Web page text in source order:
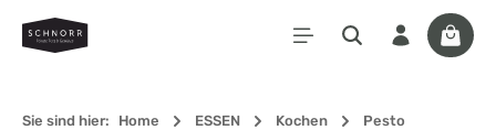
Zum Hauptinhalt springen
Sie sind hier: Home ESSEN Kochen Pesto